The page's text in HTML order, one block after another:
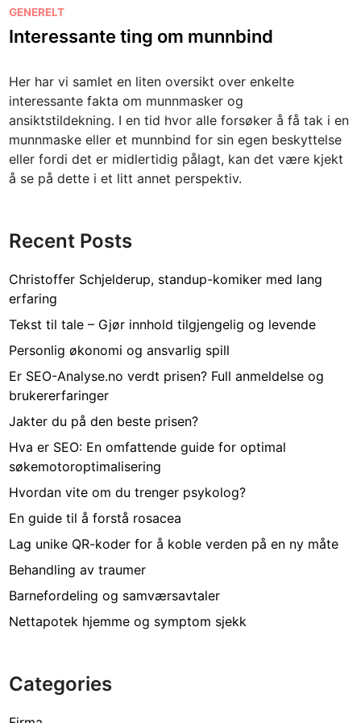
P
o
e
d
i
n
GENERELT
Interessante ting om munnbind
Her har vi samlet en liten oversikt over enkelte
interessante fakta om munnmasker og
ansiktstildekning. I en tid hvor alle forsøker å få tak i en
munnmaske eller et munnbind for sin egen beskyttelse
eller fordi det er midlertidig pålagt, kan det være kjekt
å se på dette i et litt annet perspektiv.
Recent Posts
Christoffer Schjelderup, standup-komiker med lang
erfaring
Tekst til tale – Gjør innhold tilgjengelig og levende
Personlig økonomi og ansvarlig spill
Er SEO-Analyse.no verdt prisen? Full anmeldelse og
brukererfaringer
Jakter du på den beste prisen?
Hva er SEO: En omfattende guide for optimal
søkemotoroptimalisering
Hvordan vite om du trenger psykolog?
En guide til å forstå rosacea
Lag unike QR-koder for å koble verden på en ny måte
Behandling av traumer
Barnefordeling og samværsavtaler
Nettapotek hjemme og symptom sjekk
Categories